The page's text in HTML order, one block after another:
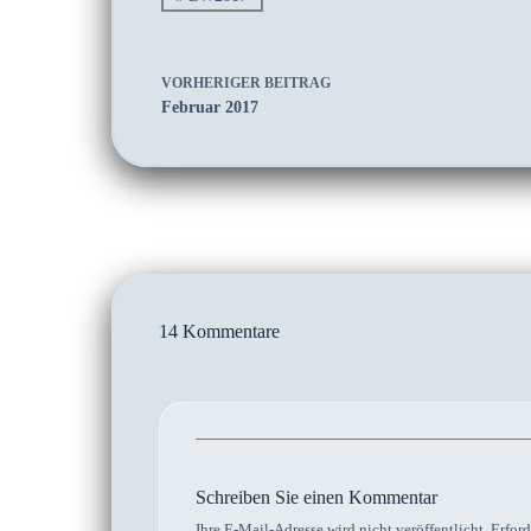
VORHERIGER BEITRAG
Februar 2017
14 Kommentare
Schreiben Sie einen Kommentar